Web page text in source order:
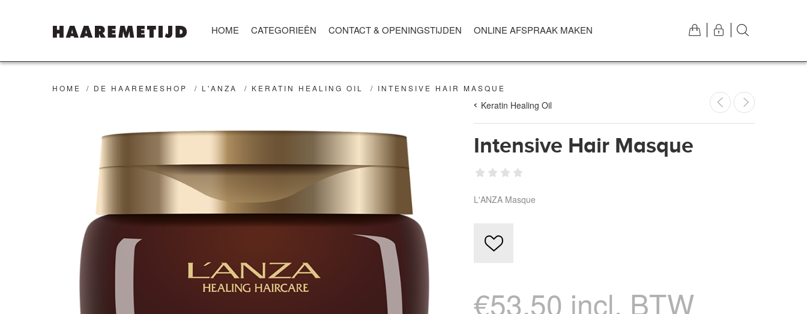
HOME CATEGORIEËN CONTACT & OPENINGSTIJDEN ONLINE AFSPRAAK MAKEN
HOME / DE HAAREMESHOP / L'ANZA / KERATIN HEALING OIL / INTENSIVE HAIR MASQUE
Keratin Healing Oil
Intensive Hair Masque
L'ANZA Masque
€53,50 incl. BTW